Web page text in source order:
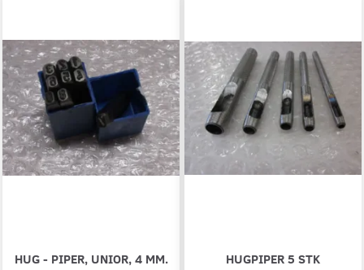
HUG - PIPER, UNIOR, 4 MM. HUGPIPER 5 STK